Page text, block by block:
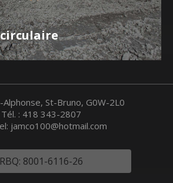
RBQ: 8001-6116-26
Alphonse, St-Bruno, G0W-2L0
Tél. : 418 343-2807
jamco100@hotmail.com